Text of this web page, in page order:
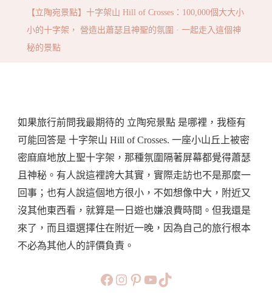
【立陶宛景點】十字架山 Hill of Crosses：100,000個大大小
小的十字架， 營造出蕭瑟且神聖的氛圍 · 一起走入這個神
秘的景點
如果旅行前問我最期待的 立陶宛景點 是哪裡，我極有
可能回答是 十字架山 Hill of Crosses. 一座小山丘上被密
密麻麻地放上聖十字架，那種氛圍隔著屏幕都覺得蕭瑟
且神秘。有人說這裡誇大其實，實際走訪也不是那麼一
回事；也有人說這個地方很小，不如想像中大，附近又
沒其他東西看，就算是一日遊也嫌浪費時間。但我還是
來了，而且還選擇住在附近一晚，因為自己的旅行根本
不必為其他人的評價負責。
https://www.facebook.com/
https://
https://
旅行美食小短片TikTok